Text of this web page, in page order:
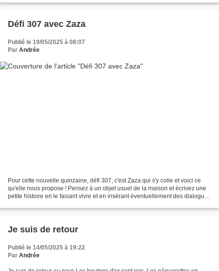
Défi 307 avec Zaza
Publié le 19/05/2025 à 08:07
Par Andrée
Pour cette nouvelle quinzaine, défi 307, c'est Zaza qui s'y colle et voici ce
qu'elle nous propose ! Pensez à un objet usuel de la maison et écrivez une
petite histoire en le faisant vivre et en insérant éventuellement des dialogues
Je suis de retour
Publié le 14/05/2025 à 19:22
Par Andrée